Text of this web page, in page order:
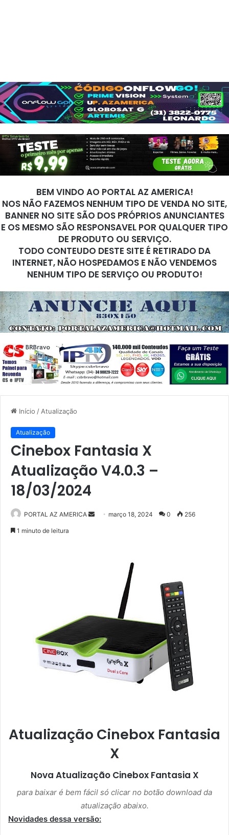
BEM VINDO AO PORTAL AZ AMERICA!
NOS NÃO FAZEMOS NENHUM TIPO DE VENDA NO SITE,
BANNER NO SITE SÃO DOS PRÓPRIOS ANUNCIANTES
E OS MESMO SÃO RESPONSAVEL POR QUALQUER TIPO
DE PRODUTO OU SERVIÇO.
TODO CONTEUDO DESTE SITE É RETIRADO DA
INTERNET, NÃO HOSPEDAMOS E NÃO VENDEMOS
NENHUM TIPO DE SERVIÇO OU PRODUTO!
Início / Atualização
Atualização
Cinebox Fantasia X
Atualização V4.0.3 –
18/03/2024
PORTAL AZ AMERICA
a
i
l
março 18, 2024 0 256
1 minuto de leitura
Atualização Cinebox Fantasia
X
Nova Atualização Cinebox Fantasia X
para baixar é bem fácil só clicar no botão download da
atualização abaixo.
Novidades dessa versão: